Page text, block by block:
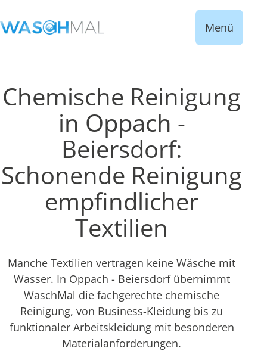
Menü
Chemische Reinigung
in Oppach -
Beiersdorf:
Schonende Reinigung
empfindlicher
Textilien
Manche Textilien vertragen keine Wäsche mit
Wasser. In Oppach - Beiersdorf übernimmt
WaschMal die fachgerechte chemische
Reinigung, von Business-Kleidung bis zu
funktionaler Arbeitskleidung mit besonderen
Materialanforderungen.